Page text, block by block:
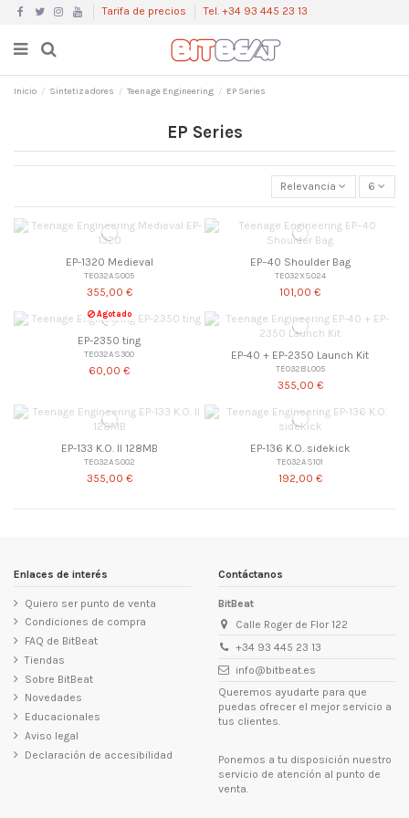
Tarifa de precios Tel. +34 93 445 23 13
Inicio Sintetizadores Teenage Engineering EP Series
EP Series
Relevancia 6
EP-1320 Medieval
TE032AS005
355,00 €
EP–40 Shoulder Bag
TE032XS024
101,00 €
Agotado
EP-2350 ting
TE032AS300
60,00 €
EP-40 + EP-2350 Launch Kit
TE032BL005
355,00 €
EP-133 K.O. II 128MB
TE032AS002
355,00 €
EP-136 K.O. sidekick
TE032AS101
192,00 €
Enlaces de interés
Quiero ser punto de venta
Condiciones de compra
FAQ de BitBeat
Tiendas
Sobre BitBeat
Novedades
Educacionales
Aviso legal
Declaración de accesibilidad
Contáctanos
BitBeat
Calle Roger de Flor 122
+34 93 445 23 13
info@bitbeat.es
Queremos ayudarte para que
puedas ofrecer el mejor servicio a
tus clientes.
Ponemos a tu disposición nuestro
servicio de atención al punto de
venta.